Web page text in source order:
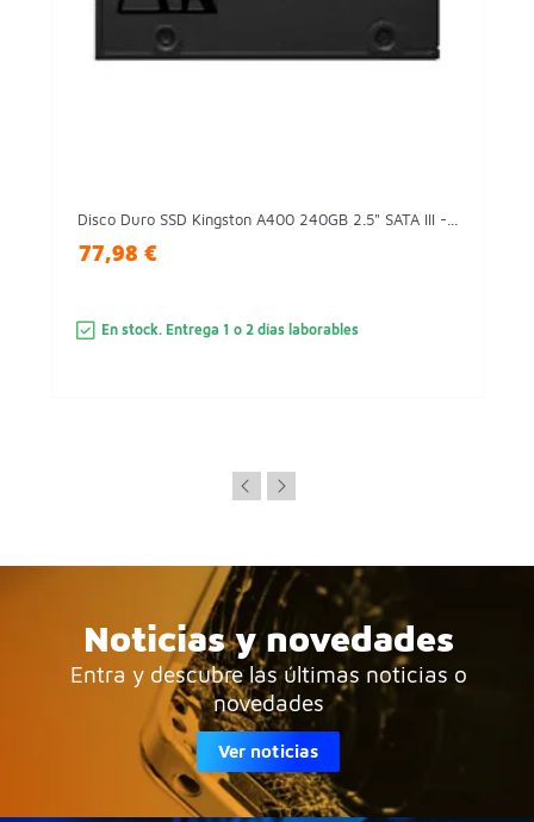
Disco Duro SSD Kingston A400 240GB 2.5" SATA III -...
77,98 €
En stock. Entrega 1 o 2 días laborables
Noticias y novedades
Entra y descubre las últimas noticias o
novedades
Ver noticias